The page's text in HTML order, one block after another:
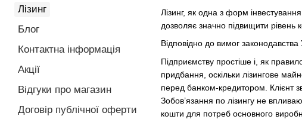
Лізинг, як одна з форм
дозволяє значно підвищити рівень
Відповідно до вимог
Підприємству простіше і, як
придбання, оскільки лізингове
перед банком-кредитором. Клієнт
Зобов’язання по лізингу не
кошти для потреб основного
Лізинг
Блог
Контактна інформація
Акції
Відгуки про магазин
Договір публічної оферти